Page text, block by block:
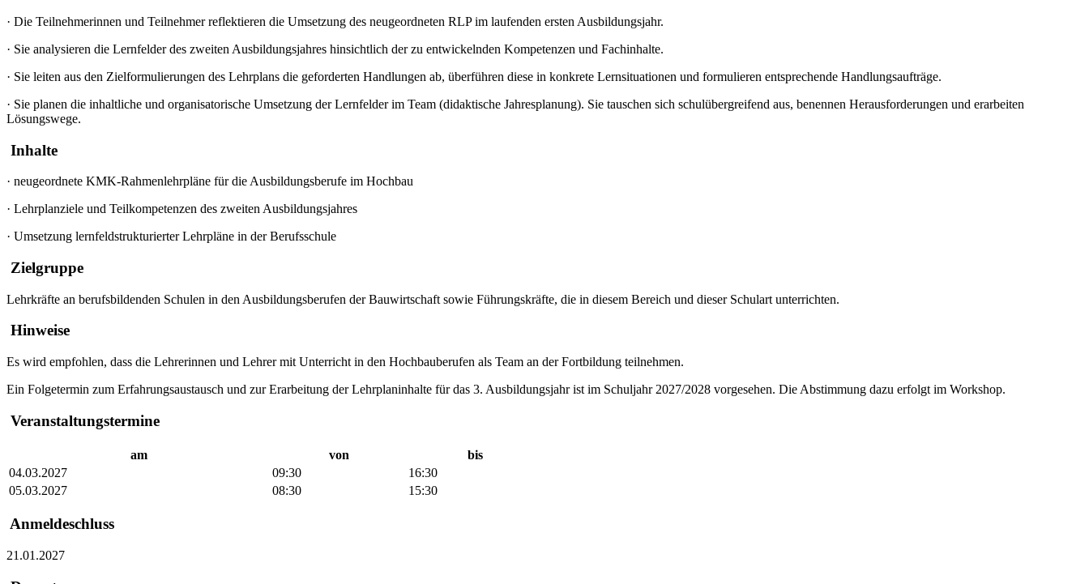
· Die Teilnehmerinnen und Teilnehmer reflektieren die Umsetzung des neugeordneten RLP im laufenden ersten Ausbildungsjahr.
· Sie analysieren die Lernfelder des zweiten Ausbildungsjahres hinsichtlich der zu entwickelnden Kompetenzen und Fachinhalte.
· Sie leiten aus den Zielformulierungen des Lehrplans die geforderten Handlungen ab, überführen diese in konkrete Lernsituationen und formulieren entsprechende Handlungsaufträge.
· Sie planen die inhaltliche und organisatorische Umsetzung der Lernfelder im Team (didaktische Jahresplanung). Sie tauschen sich schulübergreifend aus, benennen Herausforderungen und erarbeiten
Lösungswege.
Inhalte
· neugeordnete KMK-Rahmenlehrpläne für die Ausbildungsberufe im Hochbau
· Lehrplanziele und Teilkompetenzen des zweiten Ausbildungsjahres
· Umsetzung lernfeldstrukturierter Lehrpläne in der Berufsschule
Zielgruppe
Lehrkräfte an berufsbildenden Schulen in den Ausbildungsberufen der Bauwirtschaft sowie Führungskräfte, die in diesem Bereich und dieser Schulart unterrichten.
Hinweise
Es wird empfohlen, dass die Lehrerinnen und Lehrer mit Unterricht in den Hochbauberufen als Team an der Fortbildung teilnehmen.
Ein Folgetermin zum Erfahrungsaustausch und zur Erarbeitung der Lehrplaninhalte für das 3. Ausbildungsjahr ist im Schuljahr 2027/2028 vorgesehen. Die Abstimmung dazu erfolgt im Workshop.
Veranstaltungstermine
am von
bis
04.03.2027
09:30
16:30
05.03.2027
08:30 15:30
Anmeldeschluss
21.01.2027